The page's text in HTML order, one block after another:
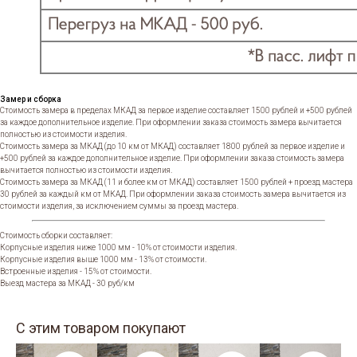
Замер и сборка
Стоимость замера в пределах МКАД за первое изделие составляет 1500 рублей и +500 рублей
за каждое дополнительное изделие. При оформлении заказа стоимость замера вычитается
полностью из стоимости изделия.
Стоимость замера за МКАД (до 10 км от МКАД) составляет 1800 рублей за первое изделие и
+500 рублей за каждое дополнительное изделие. При оформлении заказа стоимость замера
вычитается полностью из стоимости изделия.
Стоимость замера за МКАД (11 и более км от МКАД) составляет 1500 рублей + проезд мастера
30 рублей за каждый км от МКАД. При оформлении заказа стоимость замера вычитается из
стоимости изделия, за исключением суммы за проезд мастера.
Стоимость сборки составляет:
Корпусные изделия ниже 1000 мм - 10% от стоимости изделия.
Корпусные изделия выше 1000 мм - 13% от стоимости.
Встроенные изделия - 15% от стоимости.
Выезд мастера за МКАД - 30 руб/км
С этим товаром покупают